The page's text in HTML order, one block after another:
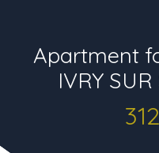
Apartment
IVRY